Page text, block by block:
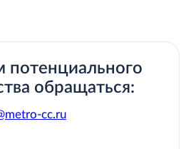
потенциального
обращаться:
cc.ru